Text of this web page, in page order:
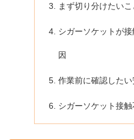
まず切り分けたいこ
シガーソケットが
因
作業前に確認した
シガーソケット接